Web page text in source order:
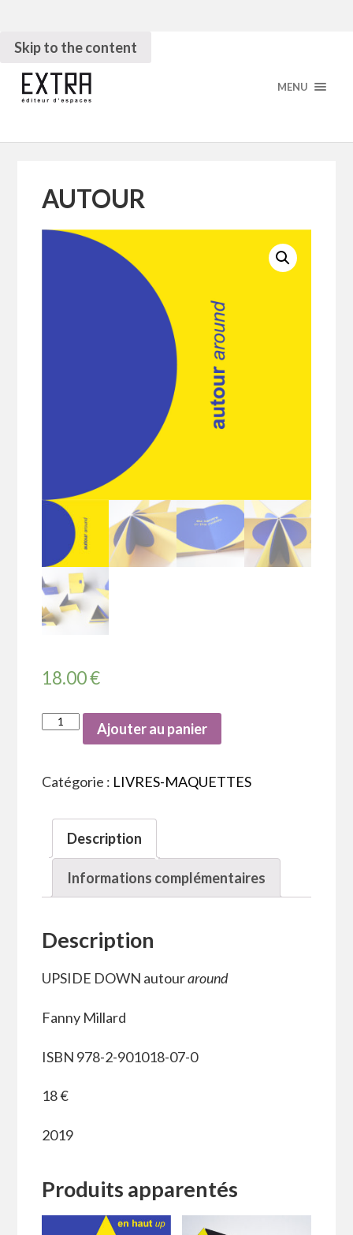
Skip to the content
MENU
AUTOUR
18.00€
Ajouter au panier
Catégorie : LIVRES-MAQUETTES
Description
Informations complémentaires
Description
UPSIDE DOWN autouraround
Fanny Millard
ISBN 978-2-901018-07-0
18 €
2019
Produits apparentés